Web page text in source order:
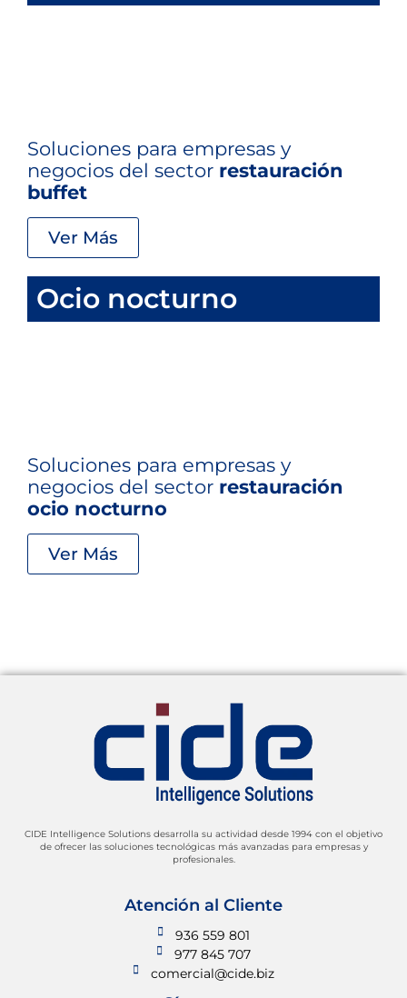
Soluciones para empresas y
negocios del sector restauración
buffet
Ver Más
Ocio nocturno
Soluciones para empresas y
negocios del sector restauración
ocio nocturno
Ver Más
CIDE Intelligence Solutions desarrolla su actividad desde 1994 con el objetivo
de ofrecer las soluciones tecnológicas más avanzadas para empresas y
profesionales.
Atención al Cliente
936 559 801
977 845 707
comercial@cide.biz